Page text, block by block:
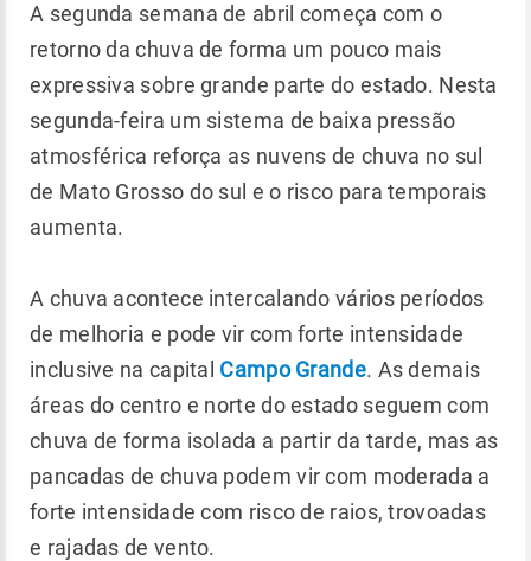
A segunda semana de abril começa com o
retorno da chuva de forma um pouco mais
expressiva sobre grande parte do estado. Nesta
segunda-feira um sistema de baixa pressão
atmosférica reforça as nuvens de chuva no sul
de Mato Grosso do sul e o risco para temporais
aumenta.
A chuva acontece intercalando vários períodos
de melhoria e pode vir com forte intensidade
inclusive na capital Campo Grande. As demais
áreas do centro e norte do estado seguem com
chuva de forma isolada a partir da tarde, mas as
pancadas de chuva podem vir com moderada a
forte intensidade com risco de raios, trovoadas
e rajadas de vento.